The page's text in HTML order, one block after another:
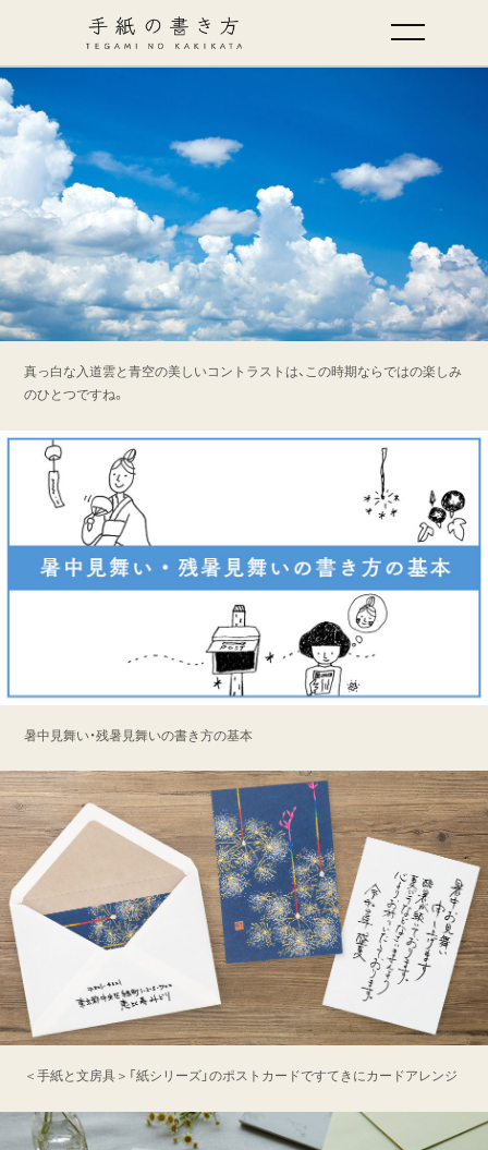
真っ白な入道雲と青空の美しいコントラストは、この時期ならではの楽しみ
のひとつですね。
暑中見舞い・残暑見舞いの書き方の基本
＜手紙と文房具＞「紙シリーズ」のポストカードですてきにカードアレンジ
仕事の手紙の書き方
くらしの文例
仕事の文例
特集
ミドリオフィシャルサイト